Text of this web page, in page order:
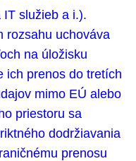
služieb a i.).
rozsahu uchováva
na úložisku
ich prenos do tretích
mimo EÚ alebo
priestoru sa
dodržiavania
prenosu